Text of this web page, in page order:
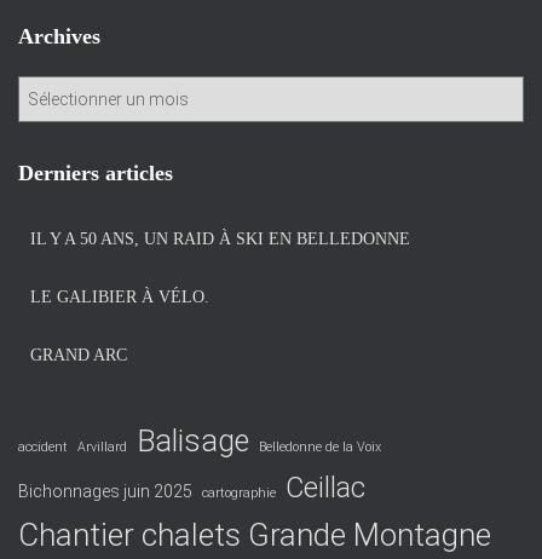
Archives
h
Derniers articles
IL Y A 50 ANS, UN RAID À SKI EN BELLEDONNE
LE GALIBIER À VÉLO.
GRAND ARC
accident Arvillard Balisage Belledonne de la Voix
Bichonnages juin 2025 cartographie Ceillac
Chantier chalets Grande Montagne